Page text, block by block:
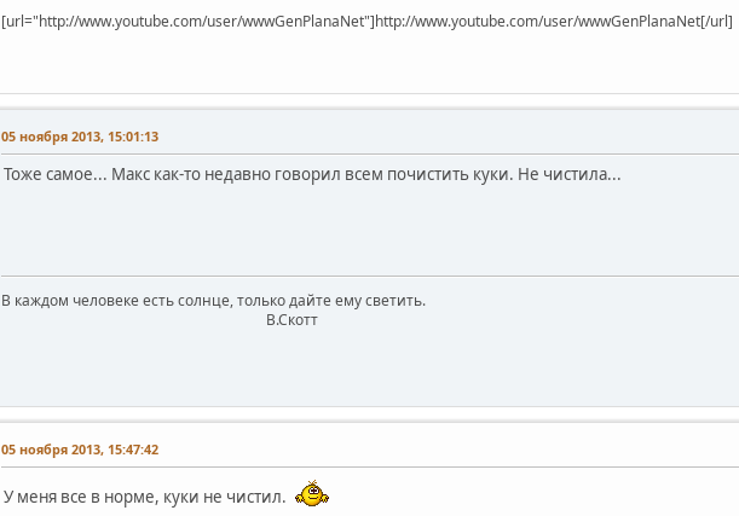
[url="http://www.youtube.com/user/wwwGenPlanaNet"]http://www.youtube.com/user/wwwGenPlanaNet[/url]
05 ноября 2013, 15:01:13
Тоже самое... Макс как-то недавно говорил всем почистить куки. Не чистила...
В каждом человеке есть солнце, только дайте ему светить.
В.Скотт
05 ноября 2013, 15:47:42
У меня все в норме, куки не чистил.